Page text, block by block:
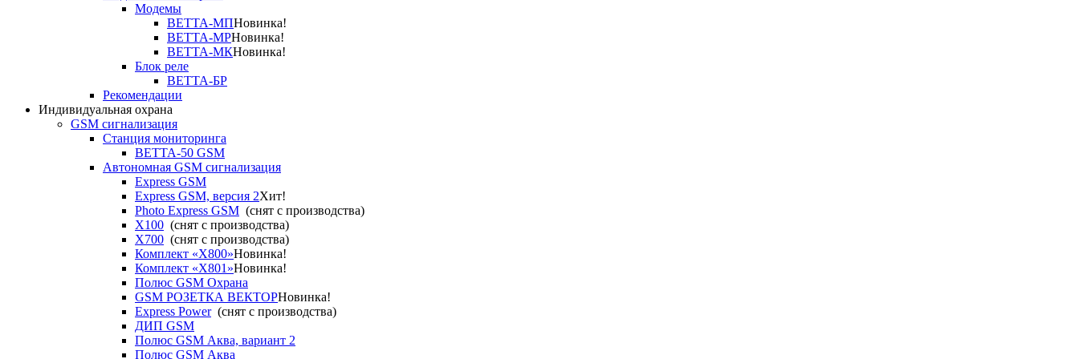
Модемы
ВЕТТА-МПНовинка!
ВЕТТА-МРНовинка!
ВЕТТА-МКНовинка!
Блок реле
ВЕТТА-БР
Рекомендации
Индивидуальная охрана
GSM сигнализация
Станция мониторинга
ВЕТТА-50 GSM
Автономная GSM сигнализация
Express GSM
Express GSM, версия 2Хит!
Photo Express GSM (снят с производства)
X100 (снят с производства)
X700 (снят с производства)
Комплект «X800»Новинка!
Комплект «X801»Новинка!
Полюс GSM Охрана
GSM РОЗЕТКА ВЕКТОРНовинка!
Express Power(снят с производства)
ДИП GSM
Полюс GSM Аква, вариант 2
Полюс GSM Аква